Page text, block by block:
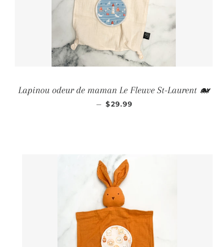
Lapinou odeur de maman Le Fleuve St-Laurent 🐋
— PRIX RÉGULIER
$29.99